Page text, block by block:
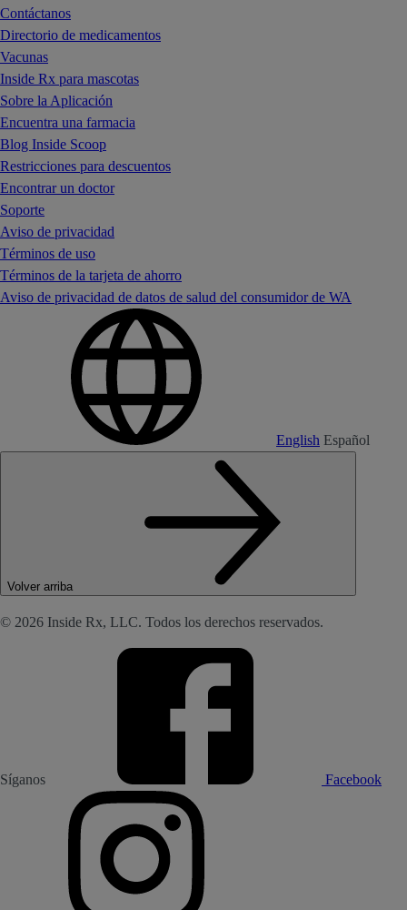
Contáctanos
Directorio de medicamentos
Vacunas
Inside Rx para mascotas
Sobre la Aplicación
Encuentra una farmacia
Blog Inside Scoop
Restricciones para descuentos
Encontrar un doctor
Soporte
Aviso de privacidad
Términos de uso
Términos de la tarjeta de ahorro
Aviso de privacidad de datos de salud del consumidor de WA
English Español
Volver arriba
© 2026 Inside Rx, LLC. Todos los derechos reservados.
Síganos Facebook